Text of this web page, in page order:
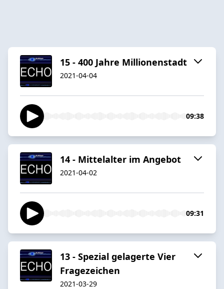
15 - 400 Jahre Millionenstadt
2021-04-04
09:38
14 - Mittelalter im Angebot
2021-04-02
09:31
13 - Spezial gelagerte Vier
Fragezeichen
2021-03-29